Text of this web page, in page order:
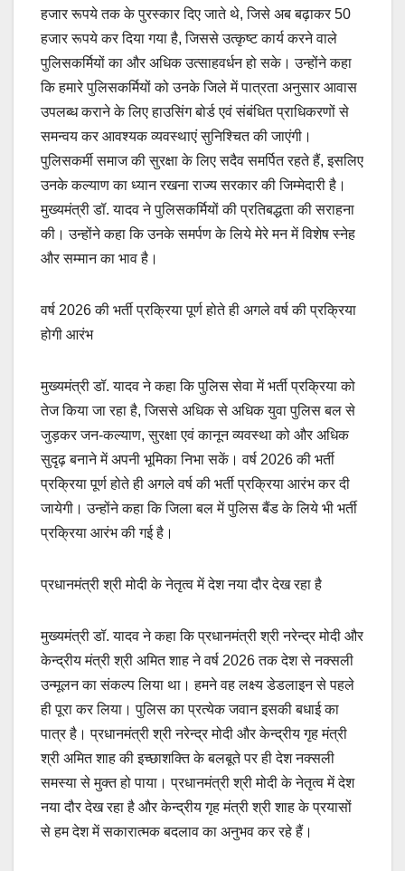
हजार रूपये तक के पुरस्कार दिए जाते थे, जिसे अब बढ़ाकर 50
हजार रूपये कर दिया गया है, जिससे उत्कृष्ट कार्य करने वाले
पुलिसकर्मियों का और अधिक उत्साहवर्धन हो सके। उन्होंने कहा
कि हमारे पुलिसकर्मियों को उनके जिले में पात्रता अनुसार आवास
उपलब्ध कराने के लिए हाउसिंग बोर्ड एवं संबंधित प्राधिकरणों से
समन्वय कर आवश्यक व्यवस्थाएं सुनिश्चित की जाएंगी।
पुलिसकर्मी समाज की सुरक्षा के लिए सदैव समर्पित रहते हैं, इसलिए
उनके कल्याण का ध्यान रखना राज्य सरकार की जिम्मेदारी है।
मुख्यमंत्री डॉ. यादव ने पुलिसकर्मियों की प्रतिबद्धता की सराहना
की। उन्होंने कहा कि उनके समर्पण के लिये मेरे मन में विशेष स्नेह
और सम्मान का भाव है।
वर्ष 2026 की भर्ती प्रक्रिया पूर्ण होते ही अगले वर्ष की प्रक्रिया
होगी आरंभ
मुख्यमंत्री डॉ. यादव ने कहा कि पुलिस सेवा में भर्ती प्रक्रिया को
तेज किया जा रहा है, जिससे अधिक से अधिक युवा पुलिस बल से
जुड़कर जन-कल्याण, सुरक्षा एवं कानून व्यवस्था को और अधिक
सुदृढ़ बनाने में अपनी भूमिका निभा सकें। वर्ष 2026 की भर्ती
प्रक्रिया पूर्ण होते ही अगले वर्ष की भर्ती प्रक्रिया आरंभ कर दी
जायेगी। उन्होंने कहा कि जिला बल में पुलिस बैंड के लिये भी भर्ती
प्रक्रिया आरंभ की गई है।
प्रधानमंत्री श्री मोदी के नेतृत्व में देश नया दौर देख रहा है
मुख्यमंत्री डॉ. यादव ने कहा कि प्रधानमंत्री श्री नरेन्द्र मोदी और
केन्द्रीय मंत्री श्री अमित शाह ने वर्ष 2026 तक देश से नक्सली
उन्मूलन का संकल्प लिया था। हमने वह लक्ष्य डेडलाइन से पहले
ही पूरा कर लिया। पुलिस का प्रत्येक जवान इसकी बधाई का
पात्र है। प्रधानमंत्री श्री नरेन्द्र मोदी और केन्द्रीय गृह मंत्री
श्री अमित शाह की इच्छाशक्ति के बलबूते पर ही देश नक्सली
समस्या से मुक्त हो पाया। प्रधानमंत्री श्री मोदी के नेतृत्व में देश
नया दौर देख रहा है और केन्द्रीय गृह मंत्री श्री शाह के प्रयासों
से हम देश में सकारात्मक बदलाव का अनुभव कर रहे हैं।